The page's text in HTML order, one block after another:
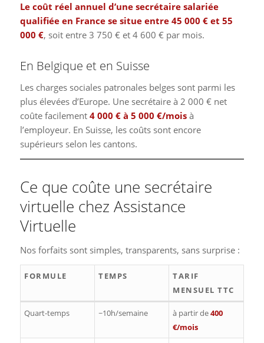
Le coût réel annuel d’une secrétaire salariée
qualifiée en France se situe entre 45 000 € et 55
000 €, soit entre 3 750 € et 4 600 € par mois.
En Belgique et en Suisse
Les charges sociales patronales belges sont parmi les
plus élevées d’Europe. Une secrétaire à 2 000 € net
coûte facilement 4 000 € à 5 000 €/moisà
l’employeur. En Suisse, les coûts sont encore
supérieurs selon les cantons.
Ce que coûte une secrétaire
virtuelle chez Assistance
Virtuelle
Nos forfaits sont simples, transparents, sans surprise :
FORMULE TEMPS
TARIF
MENSUEL TTC
Quart-temps ~10h/semaine à partir de400
€/mois